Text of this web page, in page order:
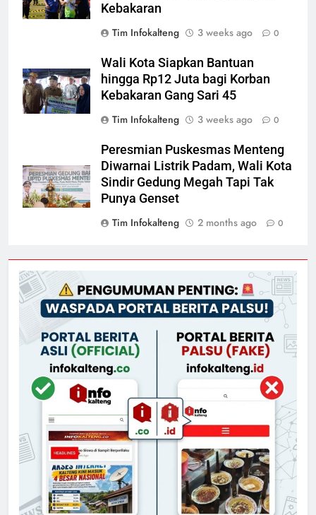
Kebakaran
Tim Infokalteng
3 weeks ago 0
Wali Kota Siapkan Bantuan
hingga Rp12 Juta bagi Korban
Kebakaran Gang Sari 45
Tim Infokalteng
3 weeks ago 0
Peresmian Puskesmas Menteng
Diwarnai Listrik Padam, Wali Kota
Sindir Gedung Megah Tapi Tak
Punya Genset
Tim Infokalteng
2 months ago 0